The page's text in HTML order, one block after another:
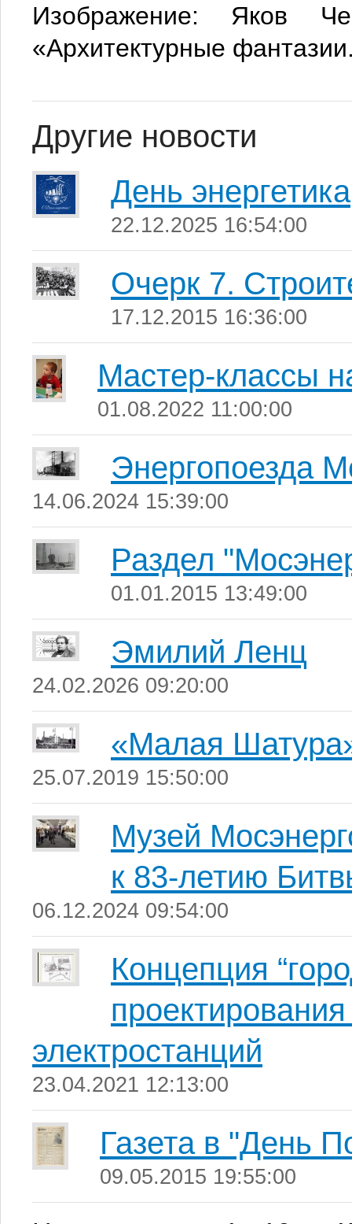
Изображение: Яков
«Архитектурные
Другие новости
День энергетика
22.12.2025 16:54:00
Очерк 7.
17.12.2015 16:36:00
Мастер-классы
01.08.2022 11:00:00
Энергопоезда
14.06.2024 15:39:00
Раздел
01.01.2015 13:49:00
Эмилий Ленц
24.02.2026 09:20:00
«Малая
25.07.2019 15:50:00
Музей
к 83-летию
06.12.2024 09:54:00
Концепция
электростанций
23.04.2021 12:13:00
Газета в "День
09.05.2015 19:55:00